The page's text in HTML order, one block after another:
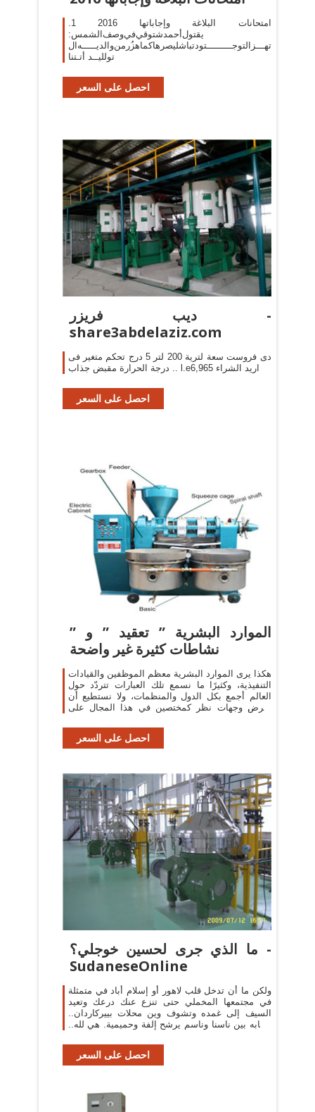
امتحانات البلاغة وإجاباتها 2016 1.
‫يقتول‬‫أحمد‬‫شتوقي‬‫في‬‫وصف‬‫الشمس‬:
‫تهـــز‬‫التوجـــــــــتود‬‫تباشليصرها‬‫كما‬‫هز‬ُ‫ر‬‫من‬‫والديـــــه‬‫ال
تولليــد‬ ‫أتـتنا
احصل على السعر
ديب فريزر -
share3abdelaziz.com
دى فروست سعة لترية 200 لتر 5 درج تحكم متغير فى
درجة الحرارة مقبض جذاب .. l.e6,965 اريد الشراء
احصل على السعر
الموارد البشرية ” تعقيد ” و ”
نشاطات كثيرة غير واضحة
هكذا يرى الموارد البشرية معظم الموظفين والقيادات
التنفيذية، وكثيرًا ما نسمع تلك العبارات تتردّد حول
العالم أجمع بكل الدول والمنظمات، ولا نستطيع أن
نفرض وجهات نظر كمختصين في هذا المجال على
احصل على السعر
ما الذي جرى لحسين خوجلي؟ -
SudaneseOnline
ولكن ما أن تدخل قلب لاهور أو إسلام أباد في متمثلة
في مجتمعها المخملي حتى تنزع عنك درعك وتعيد
السيف إلى غمده وتشوف وين محلات بييركاردان..
تشابه بين ناسنا وناسم يرشح إلفة وحميمية. هي لله..
احصل على السعر